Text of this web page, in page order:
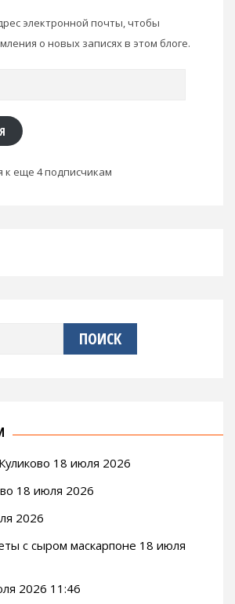
электронной почты, чтобы
о новых записях в этом блоге.
к еще 4 подписчикам
18 июля 2026
18 июля 2026
2026
с сыром маскарпоне 18 июля
2026 11:46